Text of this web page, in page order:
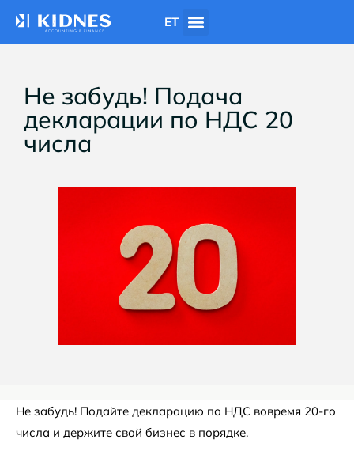
ET
Не забудь! Подача
декларации по НДС 20
числа
Не забудь! Подайте декларацию по НДС вовремя 20-го
числа и держите свой бизнес в порядке.